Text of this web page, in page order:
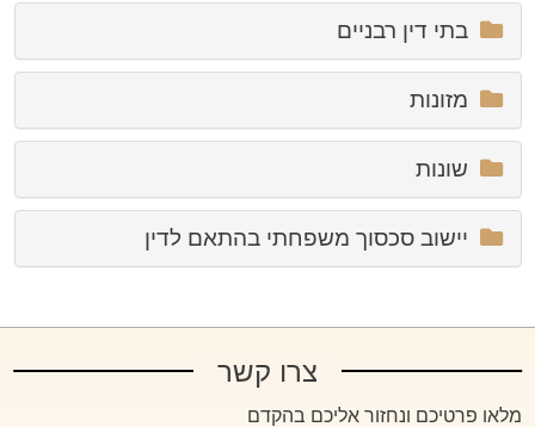
בתי דין רבניים
מזונות
שונות
יישוב סכסוך משפחתי בהתאם לדין
צרו קשר
מלאו פרטיכם ונחזור אליכם בהקדם